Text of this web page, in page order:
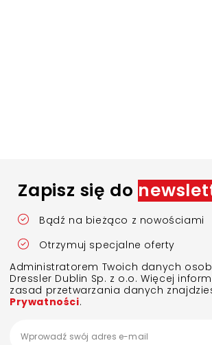
Zapisz się do
Bądź na bieżąco z nowościami
Otrzymuj specjalne oferty
Administratorem Twoich danych
Dressler Dublin Sp. z o.o. Więcej
zasad przetwarzania danych
Prywatności.